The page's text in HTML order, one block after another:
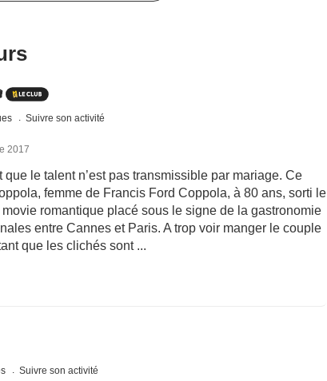
Suivre son activité
2017
que le talent n’est pas transmissible par mariage. Ce
femme de Francis Ford Coppola, à 80 ans, sorti le
romantique placé sous le signe de la gastronomie
entre Cannes et Paris. A trop voir manger le couple
que les clichés sont ...
Suivre son activité